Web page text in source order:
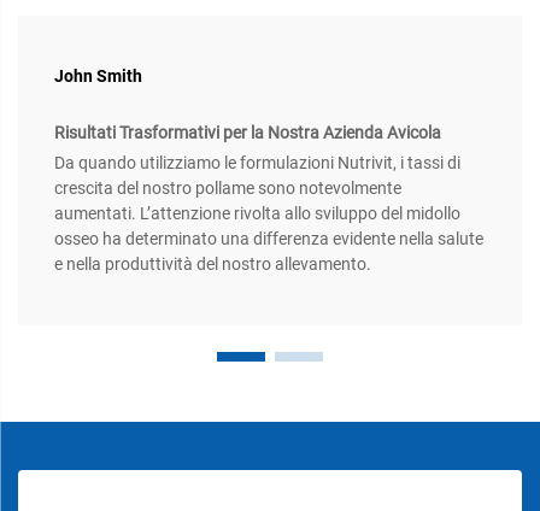
John Smith
Risultati Trasformativi per la Nostra Azienda Avicola
Da quando utilizziamo le formulazioni Nutrivit, i tassi di
crescita del nostro pollame sono notevolmente
aumentati. L’attenzione rivolta allo sviluppo del midollo
osseo ha determinato una differenza evidente nella salute
e nella produttività del nostro allevamento.